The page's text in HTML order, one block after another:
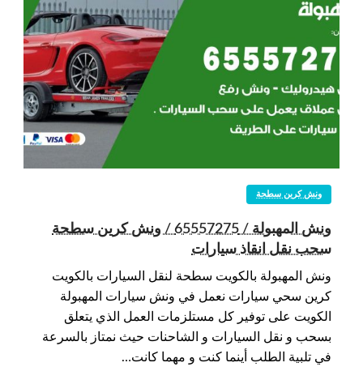
ونش كرين سطحة
ونش المهبولة / 65557275 / ونش كرين سطحة
سحب نقل انقاذ سيارات
ونش المهبولة بالكويت سطحة لنقل السيارات بالكويت
كرين سحي سيارات نعمل في ونش سيارات المهبولة
الكويت على توفير كل مستلزمات العمل الذي يتعلق
بسحب و نقل السيارات و الشاحنات حيث نمتاز بالسرعة
في تلبية الطلب أينما كنت و مهما كانت…